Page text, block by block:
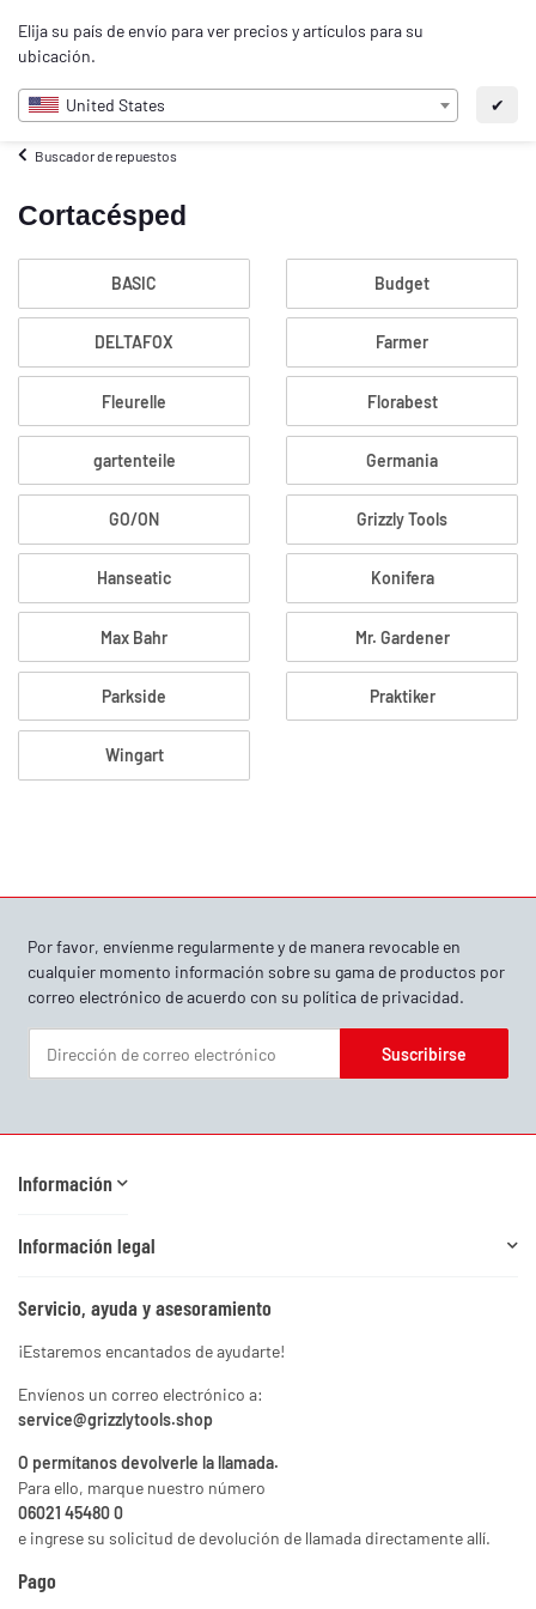
Elija su país de envío para ver precios y artículos para su
ubicación.
United States ✔
ES
Buscador de repuestos
Cortacésped
BASIC Budget
DELTAFOX Farmer
Fleurelle Florabest
gartenteile Germania
GO/ON Grizzly Tools
Hanseatic Konifera
Max Bahr Mr. Gardener
Parkside Praktiker
Wingart
Por favor, envíenme regularmente y de manera revocable en
cualquier momento información sobre su gama de productos por
correo electrónico de acuerdo con su política de privacidad.
Suscribirse
Información
Información legal
Servicio, ayuda y asesoramiento
¡Estaremos encantados de ayudarte!
Envíenos un correo electrónico a:
service@grizzlytools.shop
O permítanos devolverle la llamada.
Para ello, marque nuestro número
06021 45480 0
e ingrese su solicitud de devolución de llamada directamente allí.
Pago